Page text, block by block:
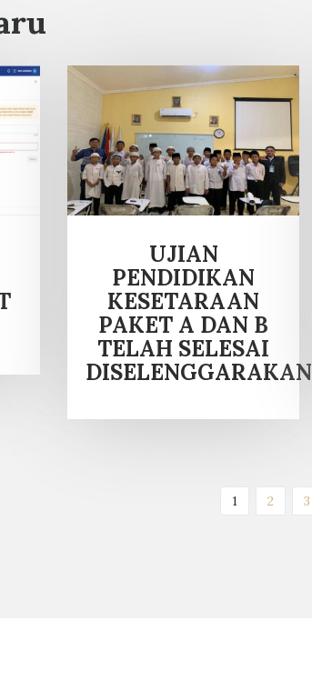
UJIAN
PENDIDIKAN
KESETARAAN
PAKET A DAN B
TELAH SELESAI
DISELENGGARAKAN
1(current)
2 3